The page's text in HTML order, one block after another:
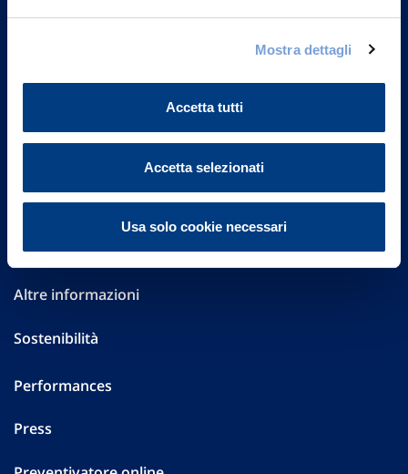
Mostra dettagli
Accetta tutti
Accetta selezionati
Usa solo cookie necessari
Governance
Investor Relations
Altre informazioni
Sostenibilità
Performances
Press